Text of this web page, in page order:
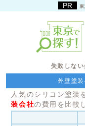
東
失敗しな
外壁塗
人気のシリコン塗装
装会社の費用を比較